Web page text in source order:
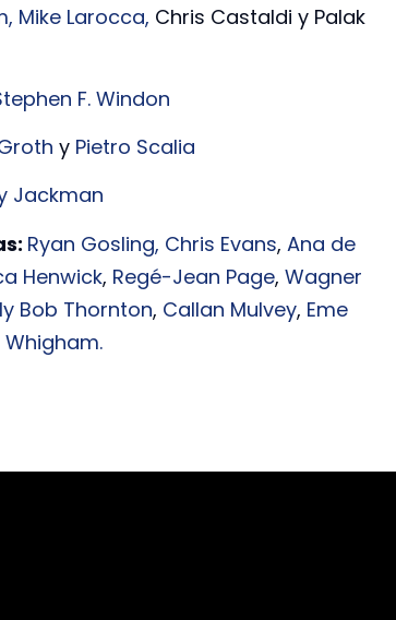
Mike Larocca, Chris Castaldi y Palak
F. Windon
y Pietro Scalia
Jackman
Ryan Gosling, Chris Evans, Ana de
Henwick, Regé-Jean Page, Wagner
Bob Thornton, Callan Mulvey, Eme
Whigham.